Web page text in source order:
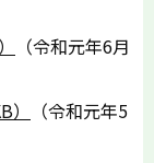
（令和元年6月
（令和元年5